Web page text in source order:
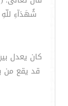
شُهَدَآءِ للّهِ
كان يعدل
قد يقع من